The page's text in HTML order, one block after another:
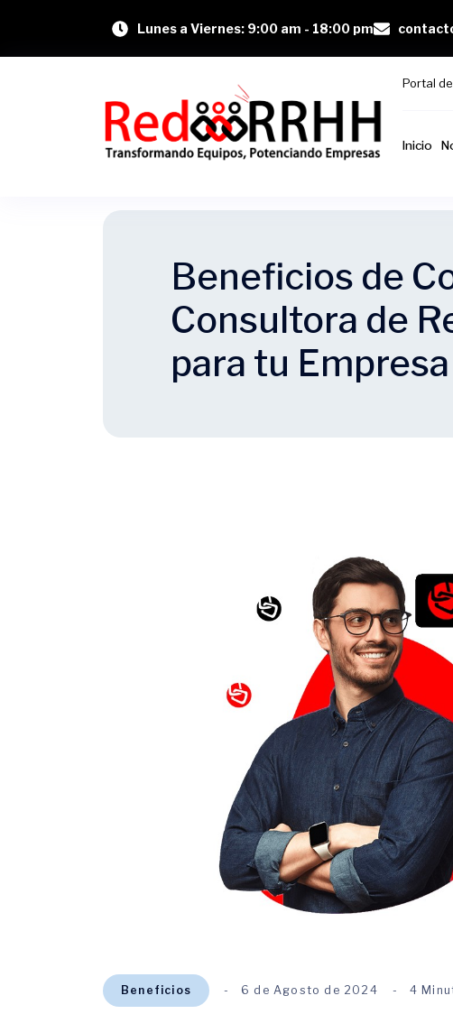
Lunes a Viernes: 9:00 am - 18:00 pm
Portal
Inicio
Beneficios de
Consultora de
para tu Empresa
Beneficios 6 de Agosto de 2024 4